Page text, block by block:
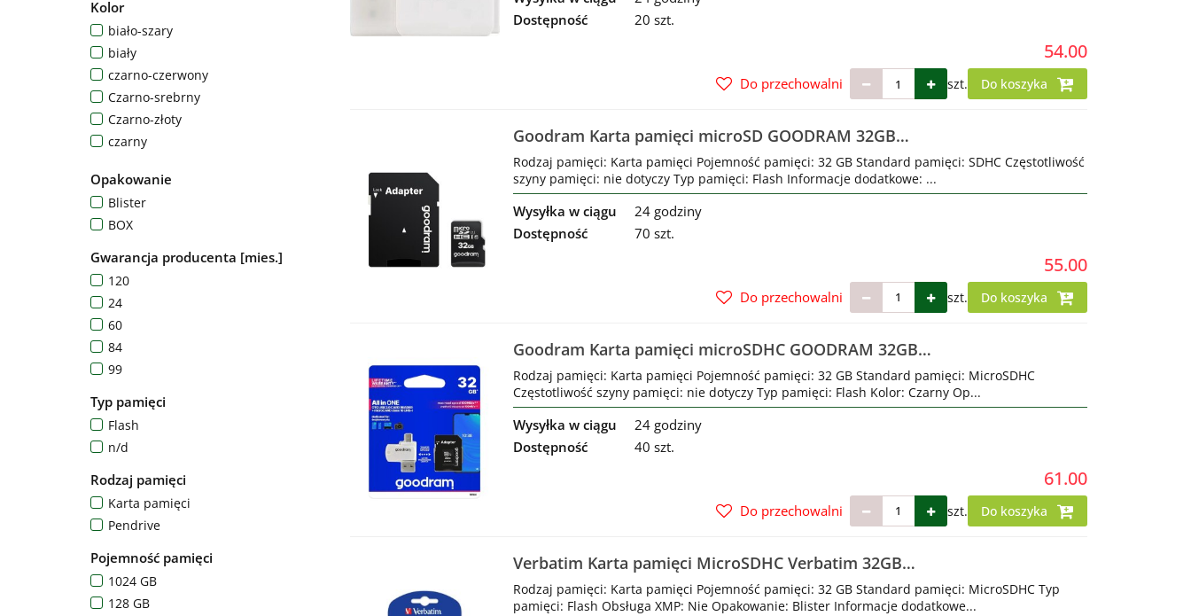
Samsung
SanDisk
SILICON POWER
Team Group
VERBATIM
Western Digital
Kolor
biało-szary
biały
czarno-czerwony
Czarno-srebrny
Czarno-złoty
czarny
Czerwono-szary
Czerwony
Fioletowy
Niebieski
Niebiesko-czarny
Różowy
szary
Żółto-Czarny
Żółty
Opakowanie
Blister
BOX
Gwarancja producenta [mies.]
120
24
60
84
99
Typ pamięci
Flash
n/d
Rodzaj pamięci
Karta pamięci
Pendrive
Pojemność pamięci
1024 GB
128 GB
Dostępność
20 szt.
54.00
szt. Do koszyka
Do przechowalni
Goodram Karta pamięci microSD GOODRAM 32GB
MICRO CARD cl 10 UHS-I + adapter
Rodzaj pamięci: Karta pamięci Pojemność pamięci: 32 GB Standard pamięci: SDHC Częstotliwość
szyny pamięci: nie dotyczy Typ pamięci: Flash Informacje dodatkowe: ...
Wysyłka w ciągu
24 godziny
Dostępność
70 szt.
55.00
szt. Do koszyka
Do przechowalni
Goodram Karta pamięci microSDHC GOODRAM 32GB
M1A4 UHS-I + Adapter
Rodzaj pamięci: Karta pamięci Pojemność pamięci: 32 GB Standard pamięci: MicroSDHC
Częstotliwość szyny pamięci: nie dotyczy Typ pamięci: Flash Kolor: Czarny Op...
Wysyłka w ciągu
24 godziny
Dostępność
40 szt.
61.00
szt. Do koszyka
Do przechowalni
Verbatim Karta pamięci MicroSDHC Verbatim 32GB
Class 10
Rodzaj pamięci: Karta pamięci Pojemność pamięci: 32 GB Standard pamięci: MicroSDHC Typ
pamięci: Flash Obsługa XMP: Nie Opakowanie: Blister Informacje dodatkowe...